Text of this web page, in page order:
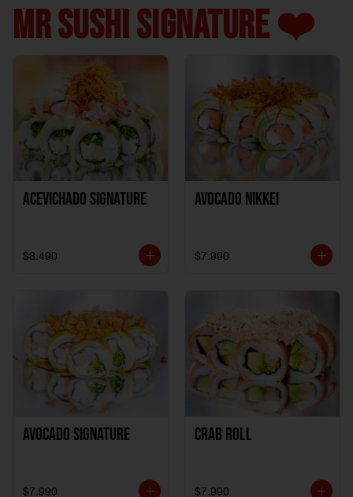
MR SUSHI SIGNATURE ❤️
ACEVICHADO SIGNATURE
$8.490
AVOCADO NIKKEI
$7.990
AVOCADO SIGNATURE
$7.990
CRAB ROLL
$7.990